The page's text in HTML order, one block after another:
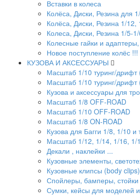
Вставки в колеса
Колёса, Диски, Резина для
Колёса, Диски, Резина 1/
Колеса, Диски, Резина 1/5-
Колесные гайки и
Новое поступление колёс !!!
КУЗОВА И АКСЕССУАРЫ
Масштаб 1/10 туринг/
Масштаб 1/10 туринг/
Кузова и аксессуары для
Масштаб 1/8 OFF-ROAD
Масштаб 1/10 OFF-ROAD
Масштаб 1/8 ON-ROAD
Кузова для Багги 1/8, 1/10 и
Масштаб 1/12, 1/14, 1/16, 1/
Декали , наклейки ...
Кузовные элементы,
Кузовные клипсы (body clips)
Спойлеры, бамперы, стойки
Сумки, кейсы для моделей